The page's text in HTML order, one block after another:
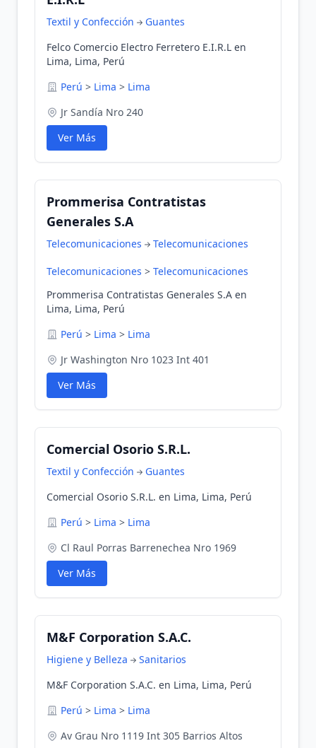
Textil y Confección
Guantes
Felco Comercio Electro Ferretero E.I.R.L en
Lima, Lima, Perú
Perú > Lima > Lima
Jr Sandía Nro 240
Ver Más
Prommerisa Contratistas
Generales S.A
Telecomunicaciones Telecomunicaciones
Telecomunicaciones > Telecomunicaciones
Prommerisa Contratistas Generales S.A en
Lima, Lima, Perú
Perú > Lima > Lima
Jr Washington Nro 1023 Int 401
Ver Más
Comercial Osorio S.R.L.
Textil y Confección
Guantes
Comercial Osorio S.R.L. en Lima, Lima, Perú
Perú > Lima > Lima
Cl Raul Porras Barrenechea Nro 1969
Ver Más
M&F Corporation S.A.C.
Higiene y Belleza
Sanitarios
M&F Corporation S.A.C. en Lima, Lima, Perú
Perú > Lima > Lima
Av Grau Nro 1119 Int 305 Barrios Altos